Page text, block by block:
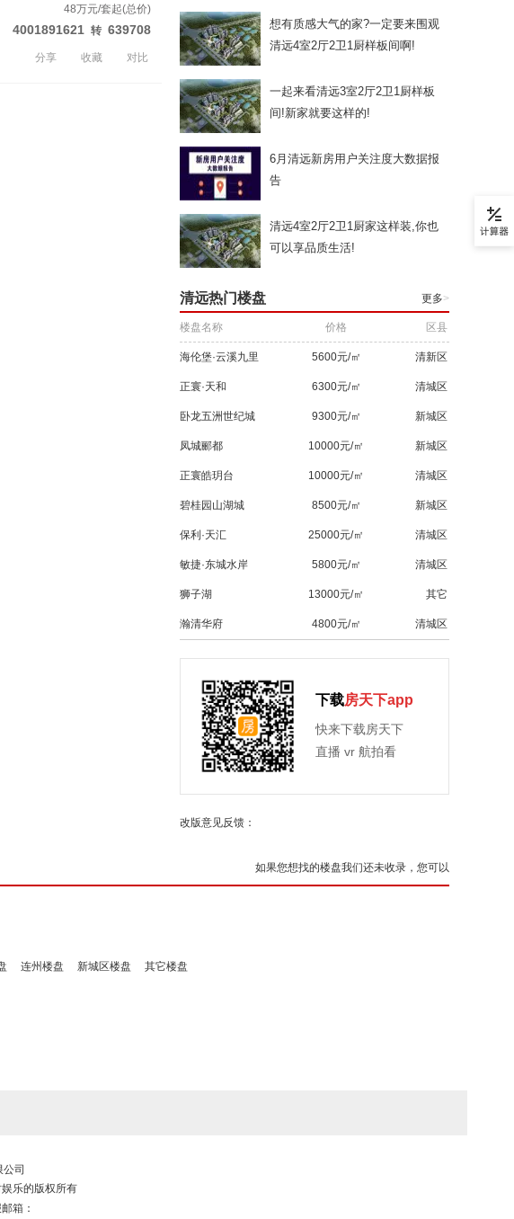
4001891621 转 639708
48万元/套起(总价)
分享 收藏 对比
想有质感大气的家?一定要来围观
清远4室2厅2卫1厨样板间啊!
一起来看清远3室2厅2卫1厨样板
间!新家就要这样的!
6月清远新房用户关注度大数据报
告
清远4室2厅2卫1厨家这样装,你也
可以享品质生活!
清远热门楼盘 更多>
楼盘名称 价格 区县
海伦堡·云溪九里 5600元/㎡ 清新区
正寰·天和 6300元/㎡ 清城区
卧龙五洲世纪城 9300元/㎡ 新城区
凤城郦都 10000元/㎡ 新城区
正寰皓玥台 10000元/㎡ 清城区
碧桂园山湖城 8500元/㎡ 新城区
保利·天汇 25000元/㎡ 清城区
敏捷·东城水岸 5800元/㎡ 清城区
狮子湖 13000元/㎡ 其它
瀚清华府 4800元/㎡ 清城区
下载房天下app
快来下载房天下
直播 vr 航拍看
改版意见反馈：
如果您想找的楼盘我们还未收录，您可以
连州楼盘 新城区楼盘 其它楼盘
司
娱乐的版权所有
箱：